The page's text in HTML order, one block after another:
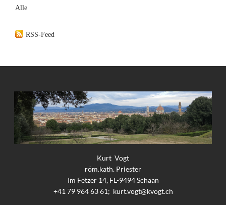
Alle
RSS-Feed
Kurt Vogt
röm.kath. Priester
Im Fetzer 14, FL-9494 Schaan
+41 79 964 63 61; kurt.vogt@kvogt.ch